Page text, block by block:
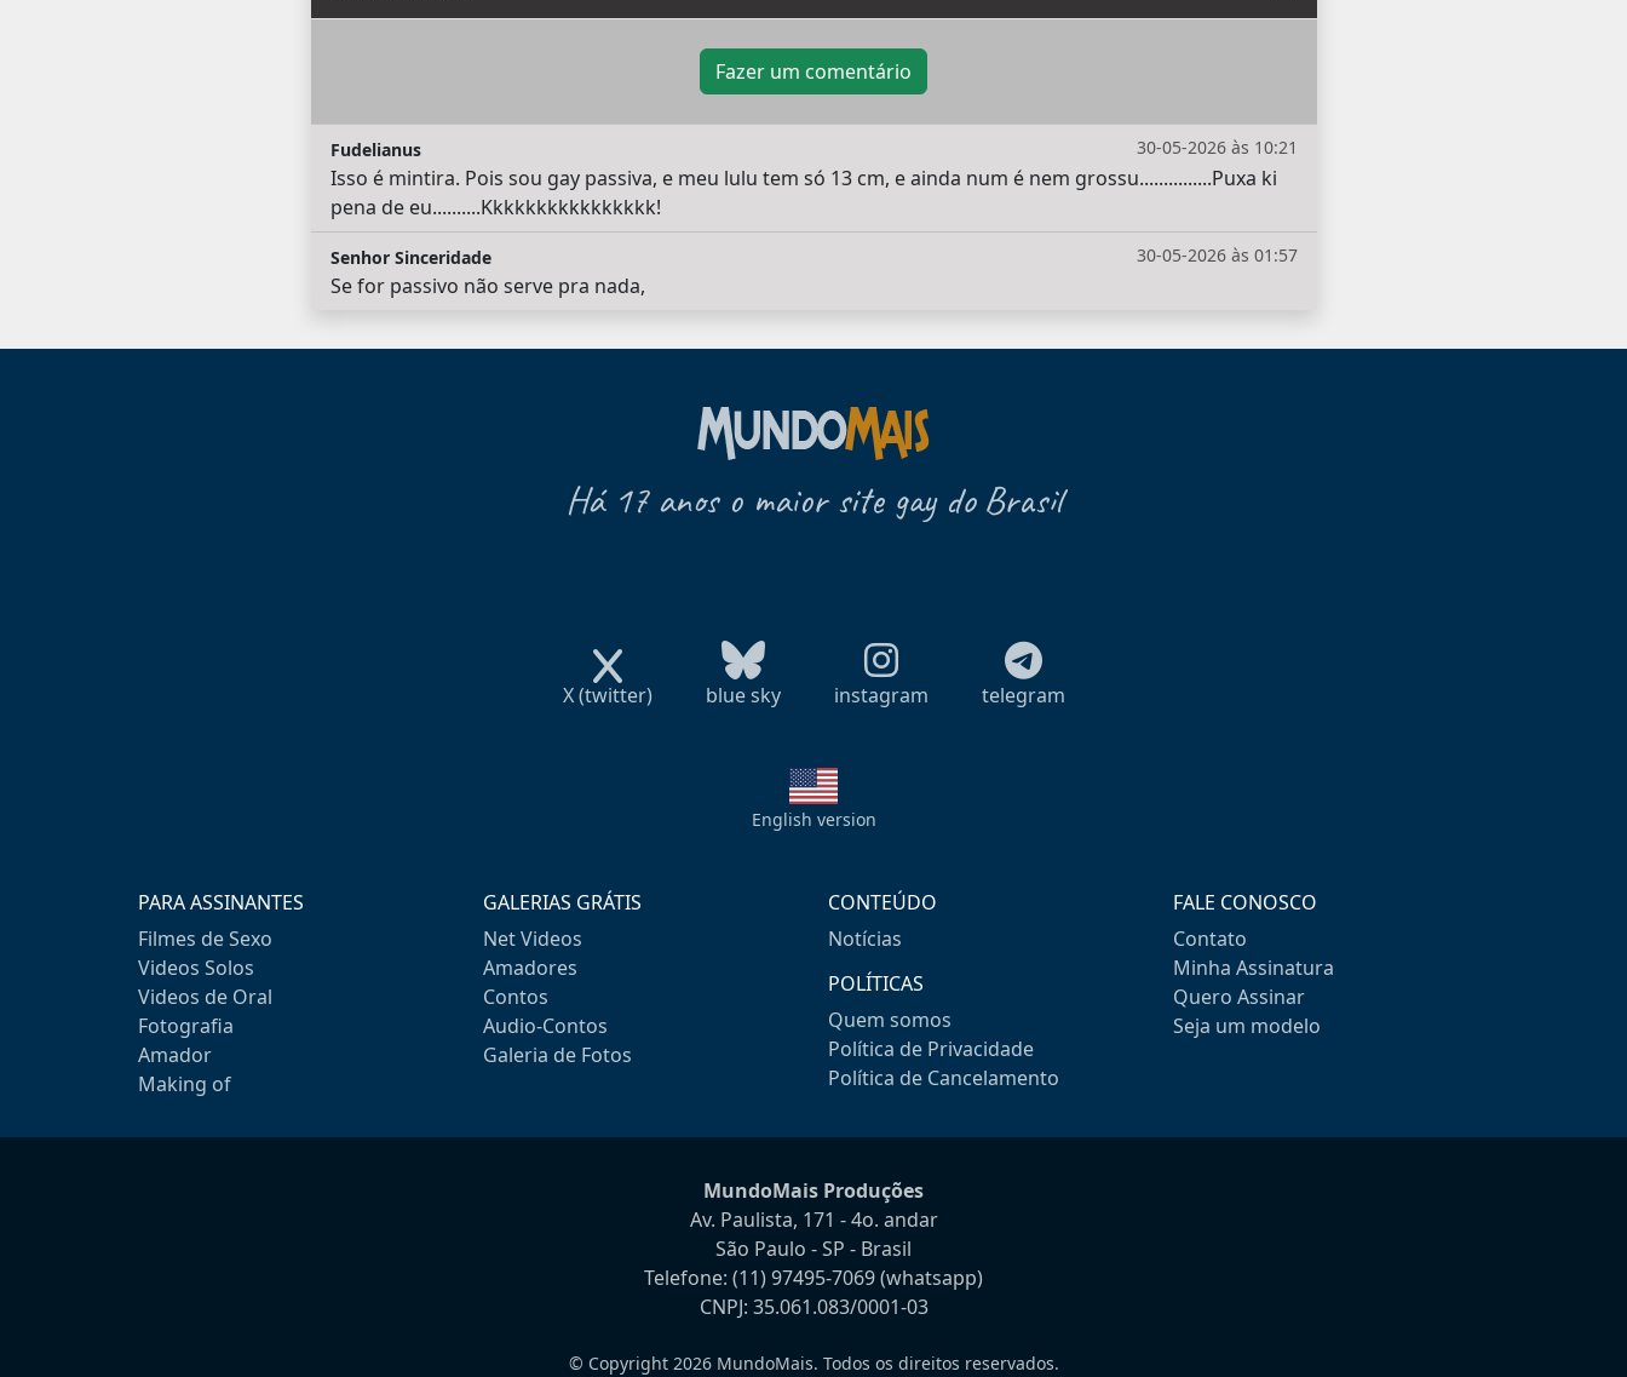
Fazer um comentário
30-05-2026 às 10:21
Fudelianus
Isso é mintira. Pois sou gay passiva, e meu lulu tem só 13 cm, e ainda num é nem grossu...............Puxa ki
pena de eu..........Kkkkkkkkkkkkkkkk!
30-05-2026 às 01:57
Senhor Sinceridade
Se for passivo não serve pra nada,
Há 17 anos o maior site gay do Brasil
X (twitter) blue sky instagram telegram
English version
PARA ASSINANTES
Filmes de Sexo
Videos Solos
Videos de Oral
Fotografia
Amador
Making of
GALERIAS GRÁTIS
Net Videos
Amadores
Contos
Audio-Contos
Galeria de Fotos
CONTEÚDO
Notícias
POLÍTICAS
Quem somos
Política de Privacidade
Política de Cancelamento
FALE CONOSCO
Contato
Minha Assinatura
Quero Assinar
Seja um modelo
MundoMais Produções
Av. Paulista, 171 - 4o. andar
São Paulo - SP - Brasil
Telefone: (11) 97495-7069(whatsapp)
CNPJ: 35.061.083/0001-03
© Copyright 2026 MundoMais. Todos os direitos reservados.